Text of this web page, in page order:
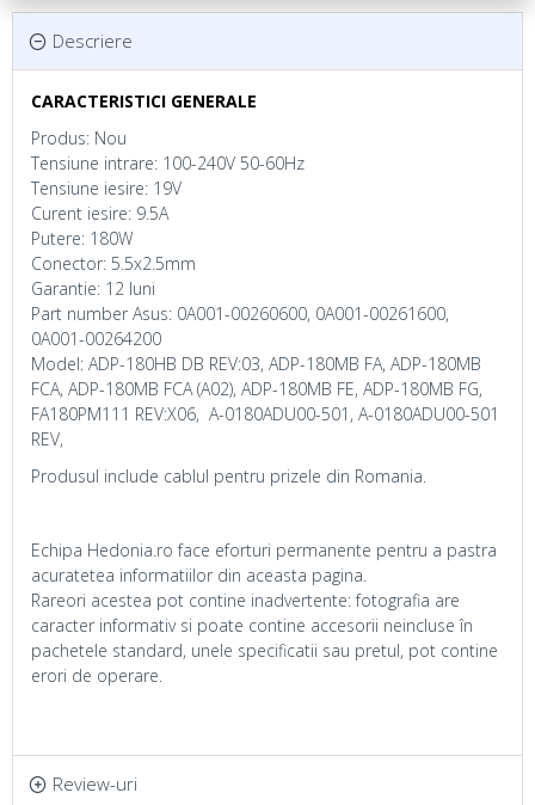
Descriere
CARACTERISTICI GENERALE
Produs: Nou
Tensiune intrare: 100-240V 50-60Hz
Tensiune iesire: 19V
Curent iesire: 9.5A
Putere: 180W
Conector: 5.5x2.5mm
Garantie: 12 luni
Part number Asus: 0A001-00260600, 0A001-00261600,
0A001-00264200
Model: ADP-180HB DB REV:03, ADP-180MB FA, ADP-180MB
FCA, ADP-180MB FCA (A02), ADP-180MB FE, ADP-180MB FG,
FA180PM111 REV:X06, A-0180ADU00-501, A-0180ADU00-501
REV,
Produsul include cablul pentru prizele din Romania.
Echipa Hedonia.ro face eforturi permanente pentru a pastra
acuratetea informatiilor din aceasta pagina.
Rareori acestea pot contine inadvertente: fotografia are
caracter informativ si poate contine accesorii neincluse în
pachetele standard, unele specificatii sau pretul, pot contine
erori de operare.
Review-uri